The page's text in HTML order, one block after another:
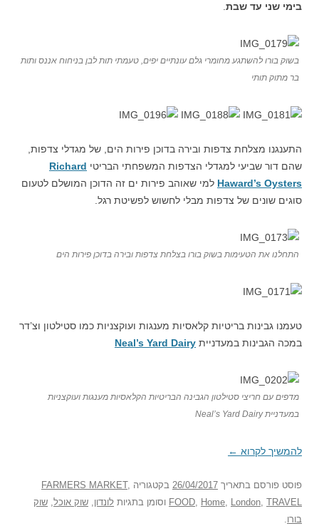
בימי שני עד שבת.
בשוק בורו להשתגע מחומרי גלם עונתיים יפים, טעמתי תות לבן בניחוח אננס ותות
בר מתוק תותי
התענגנו מצלחת צדפות ובירה בדוכן פירות הים, של מגדלי צדפות,
שהם דור שביעי למגדלי הצדפות המשפחתי הבריטי Richard
Haward’s Oysters למי שאוהב פירות ים זה הדוכן המושלם לטעום
סוגים שונים של צדפות מבלי לחשוש לפשיטת רגל.
התחלנו את הטעימות בשוק בורו בצלחת צדפות ובירה בדוכן פירות הים
טעמנו גבינות בריטיות קלאסיות מענגות ועוקצניות כמו סטילטון וצ’דר
במכה הגבינות במעדניית Neal’s Yard Dairy
מדפים עם חריצי סטילטון הגבינה הבריטיות הקלאסיות מענגות ועוקצניות
במעדניית Neal’s Yard Dairy
להמשיך לקרוא ←
פוסט פורסם בתאריך 26/04/2017 בקטגוריה FARMERS MARKET,
FOOD, Home, London, TRAVEL וסומן בתגיות לונדון, שוק אוכל, שוק
בורו.